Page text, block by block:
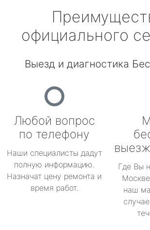
официального
Выезд и диагностика
Любой вопрос
по телефону
Наши специалисты дадут
полную информацию.
Назначат цену ремонта и
время работ.
Где Вы
наш